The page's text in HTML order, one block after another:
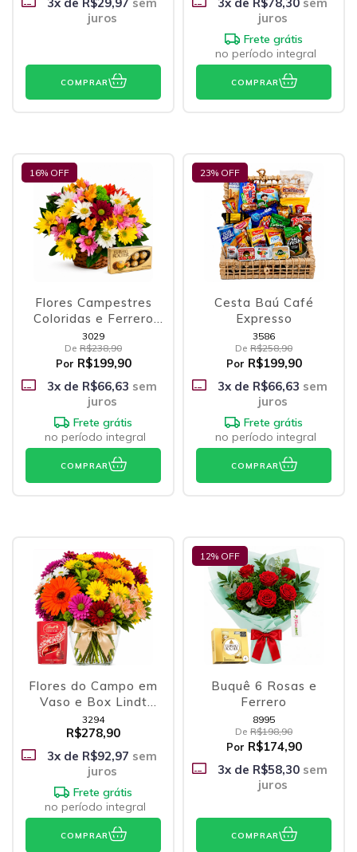
3x de R$29,97 sem
juros
COMPRAR
3x de R$78,30 sem
juros
Frete grátis
no período integral
COMPRAR
16% OFF
Flores Campestres
Coloridas e Ferrero
Rocher
3029
De R$238,90
Por R$199,90
3x de R$66,63 sem
juros
Frete grátis
no período integral
COMPRAR
23% OFF
Cesta Baú Café
Expresso
3586
De R$258,90
Por R$199,90
3x de R$66,63 sem
juros
Frete grátis
no período integral
COMPRAR
Flores do Campo em
Vaso e Box Lindt
Lindor
3294
R$278,90
3x de R$92,97 sem
juros
Frete grátis
no período integral
COMPRAR
12% OFF
Buquê 6 Rosas e
Ferrero
8995
De R$198,90
Por R$174,90
3x de R$58,30 sem
juros
COMPRAR